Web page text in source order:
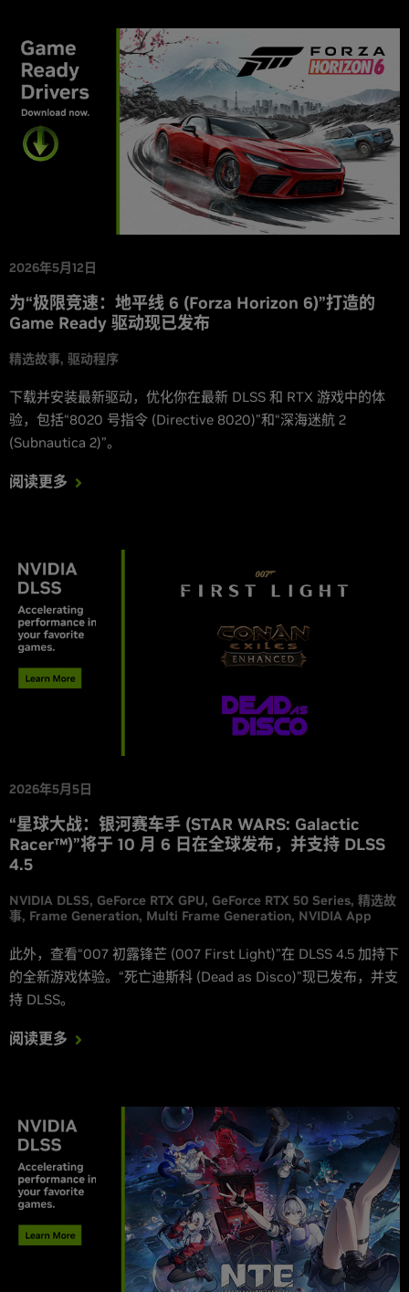
2026年5月12日
为“极限竞速：地平线 6 (Forza Horizon 6)”打造的
Game Ready 驱动现已发布
精选故事 驱动程序
下载并安装最新驱动，优化你在最新 DLSS 和 RTX 游戏中的体
验，包括“8020 号指令 (Directive 8020)”和“深海迷航 2
(Subnautica 2)”。
阅读更多
2026年5月5日
“星球大战：银河赛车手 (STAR WARS: Galactic
Racer™)”将于 10 月 6 日在全球发布，并支持 DLSS
4.5
NVIDIA DLSS GeForce RTX GPU GeForce RTX 50 Series 精选故
事 Frame Generation Multi Frame Generation NVIDIA App
此外，查看“007 初露锋芒 (007 First Light)”在 DLSS 4.5 加持下
的全新游戏体验。“死亡迪斯科 (Dead as Disco)”现已发布，并支
持 DLSS。
阅读更多